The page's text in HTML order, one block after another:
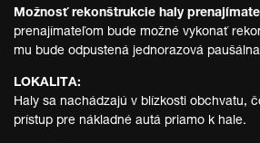
Možnosť rekonštrukcie haly
prenajímateľom bude možné vykonať
mu bude odpustená jednorazová
LOKALITA:
Haly sa nachádzajú v blízkosti obchvatu,
prístup pre nákladné autá priamo k hale.